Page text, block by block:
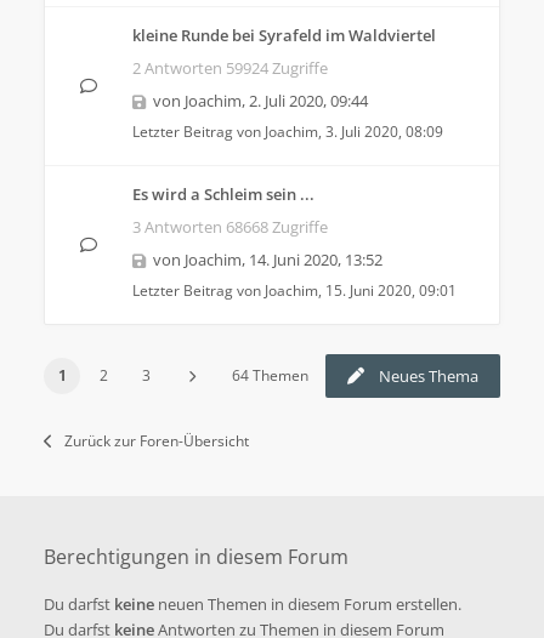
kleine Runde bei Syrafeld im Waldviertel
2 Antworten 59924 Zugriffe
von Joachim,2. Juli 2020, 09:44
Letzter Beitrag von Joachim, 3. Juli 2020, 08:09
Es wird a Schleim sein ...
3 Antworten 68668 Zugriffe
von Joachim, 14. Juni 2020, 13:52
Letzter Beitrag von Joachim, 15. Juni 2020, 09:01
Neues Thema
1 2 3 64 Themen
Zurück zur Foren-Übersicht
Berechtigungen in diesem Forum
Du darfst keine neuen Themen in diesem Forum erstellen.
Du darfst keineAntworten zu Themen in diesem Forum